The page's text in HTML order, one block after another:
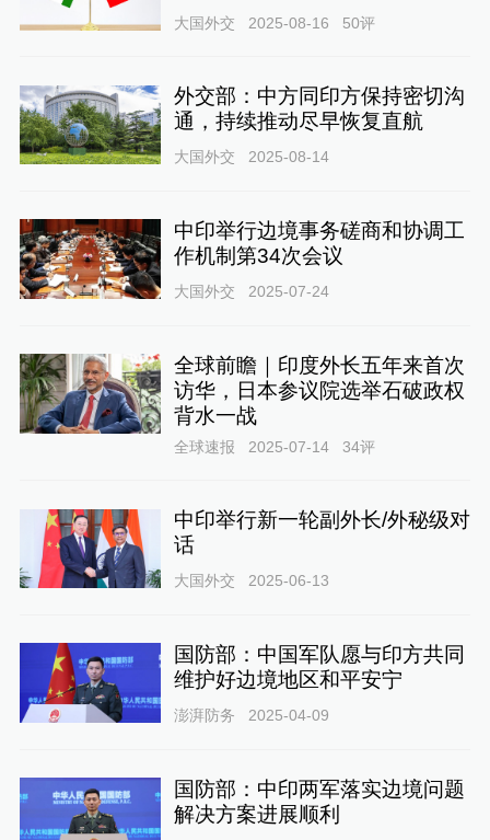
大国外交 2025-08-16 50评
外交部：中方同印方保持密切沟
通，持续推动尽早恢复直航
大国外交 2025-08-14
中印举行边境事务磋商和协调工
作机制第34次会议
大国外交 2025-07-24
全球前瞻｜印度外长五年来首次
访华，日本参议院选举石破政权
背水一战
全球速报 2025-07-14 34评
中印举行新一轮副外长/外秘级对
话
大国外交 2025-06-13
国防部：中国军队愿与印方共同
维护好边境地区和平安宁
澎湃防务 2025-04-09
国防部：中印两军落实边境问题
解决方案进展顺利